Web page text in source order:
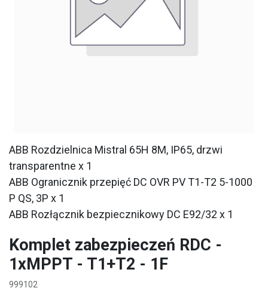
ABB Rozdzielnica Mistral 65H 8M, IP65, drzwi
transparentne x 1
ABB Ogranicznik przepięć DC OVR PV T1-T2 5-1000
P QS, 3P x 1
ABB Rozłącznik bezpiecznikowy DC E92/32 x 1
Komplet zabezpieczeń RDC -
1xMPPT - T1+T2 - 1F
999102